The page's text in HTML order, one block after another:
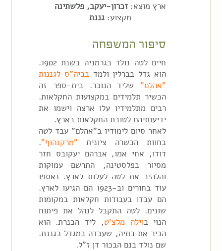
ארץ מוצא: זכרון-יעקב, פלשתינה
מקצוע: גננת
סיפור המשפחה
חיים לטה נולד בגרמניה בשנת 1902.
הוא גדל בברלין ולמדבביה"ס לגננות
"אהלֶם" שליד הנובר. בית-ספר זה
הכשיר תלמידים במקצועות החקלאות.
רבים מתלמידיו עלו ארצה וישמו את
ידיעותיהם לטובת החקלאות בארץ.
לאחר סיום לימודיו ב"אהלם" עבד לטה
בחוות הכשרה ציונית "מרקנהוף".
דודו, אחי אמו, אברהם יעקובס חזר
מסיור בפלסטינה, התרשם עמוקות
והלהיב את לטה לעלות לארץ. נאספו
עוד בחורים וב-1923 הם הגיעו לארץ.
הם עבדו בעבודות חקלאות במקומות
שונים. לטה התקבל לנהל את פיתוח
הנוי בוילה מלצ'ט, ליד הכנרת. הוא
הכיר את בתיה, שעבדה במגדל כגננת.
שם נולד בנם הבכור דן ז"ל.